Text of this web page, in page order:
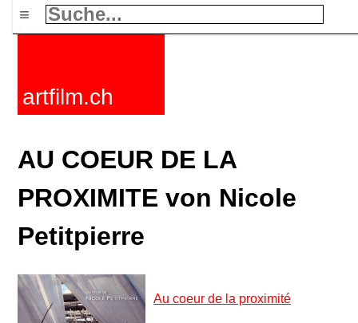
≡
artfilm.ch
AU COEUR DE LA
PROXIMITE von Nicole
Petitpierre
Au coeur de la proximité